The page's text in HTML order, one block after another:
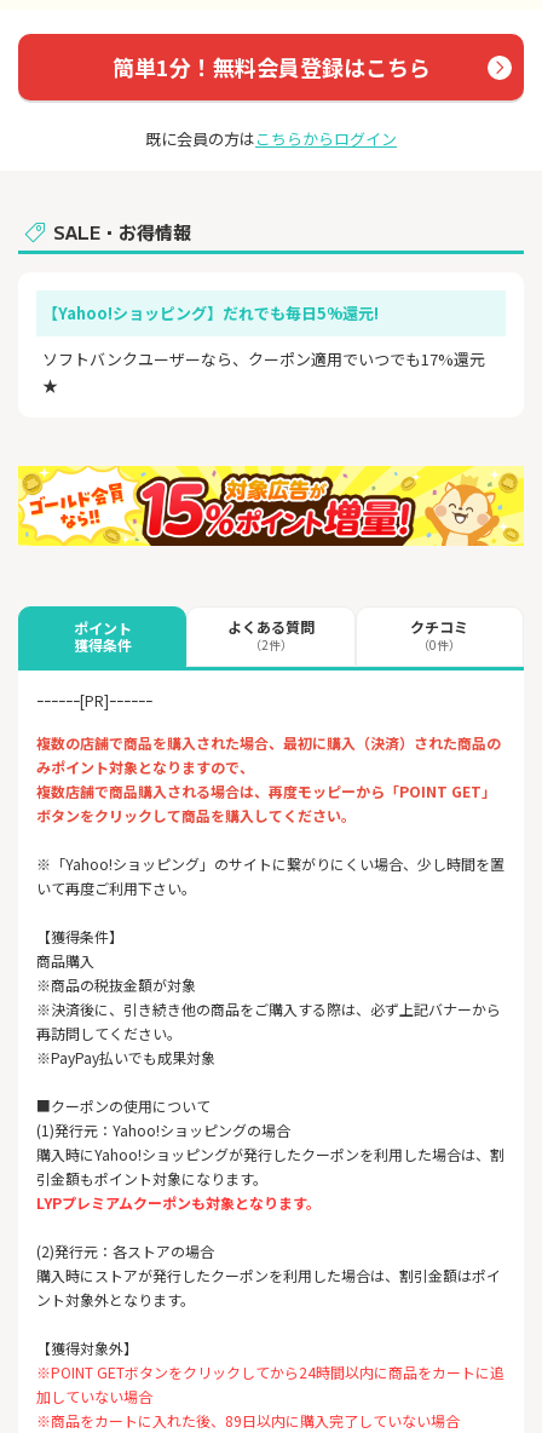
簡単1分！無料会員登録はこちら
既に会員の方はこちらからログイン
SALE・お得情報
【Yahoo!ショッピング】だれでも毎日5%還元!
ソフトバンクユーザーなら、クーポン適用でいつでも17%還元
★
ポイント
獲得条件
よくある質問
（2件）
クチコミ
（0件）
ｰｰｰｰｰｰ[PR]ｰｰｰｰｰｰ
複数の店舗で商品を購入された場合、最初に購入（決済）された商品の
みポイント対象となりますので、
複数店舗で商品購入される場合は、再度モッピーから「POINT GET」
ボタンをクリックして商品を購入してください。
※「Yahoo!ショッピング」のサイトに繋がりにくい場合、少し時間を置
いて再度ご利用下さい。
【獲得条件】
商品購入
※商品の税抜金額が対象
※決済後に、引き続き他の商品をご購入する際は、必ず上記バナーから
再訪問してください。
※PayPay払いでも成果対象
■クーポンの使用について
(1)発行元：Yahoo!ショッピングの場合
購入時にYahoo!ショッピングが発行したクーポンを利用した場合は、割
引金額もポイント対象になります。
LYPプレミアムクーポンも対象となります。
(2)発行元：各ストアの場合
購入時にストアが発行したクーポンを利用した場合は、割引金額はポイ
ント対象外となります。
【獲得対象外】
※POINT GETボタンをクリックしてから24時間以内に商品をカートに追
加していない場合
※商品をカートに入れた後、89日以内に購入完了していない場合